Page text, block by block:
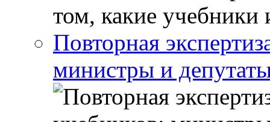
Повторная
министры и